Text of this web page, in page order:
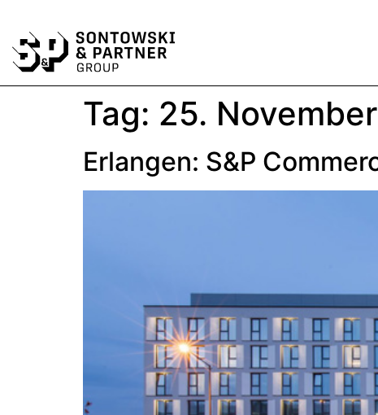
Tag: 25.
Erlangen: S&P